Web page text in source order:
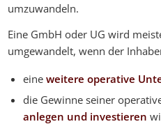
umzuwandeln.
Eine GmbH oder UG wird
umgewandelt, wenn der
eineweitere operative
die Gewinne seiner
anlegen und investieren